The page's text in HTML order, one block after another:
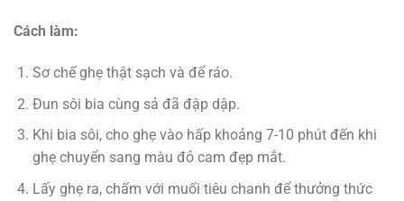
Cách làm:
Sơ chế ghẹ thật sạch và để ráo.
Đun sôi bia cùng sả đã đập dập.
Khi bia sôi, cho ghẹ vào hấp khoảng 7-10 phút đến khi
ghẹ chuyển sang màu đỏ cam đẹp mắt.
Lấy ghẹ ra, chấm với muối tiêu chanh để thưởng thức